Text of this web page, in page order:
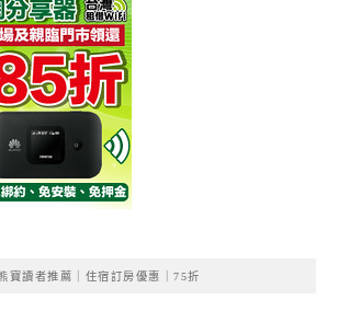
寶讀者推薦｜住宿訂房優惠｜75折